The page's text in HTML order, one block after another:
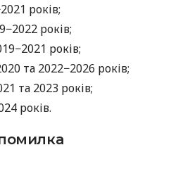
років;
років;
років;
та 2022−2026 років;
та 2023 років;
років.